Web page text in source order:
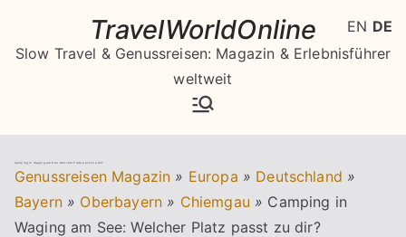
springen
TravelWorldOnline
Slow Travel & Genussreisen: Magazin & Erlebnisführer
weltweit
Camping in Waging am See: Welcher Platz passt zu dir?
Genussreisen Magazin » Europa » Deutschland »
Bayern » Oberbayern » Chiemgau » Camping in
Waging am See: Welcher Platz passt zu dir?
EN DE